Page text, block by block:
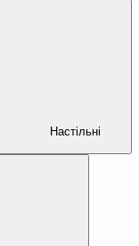
Настільні